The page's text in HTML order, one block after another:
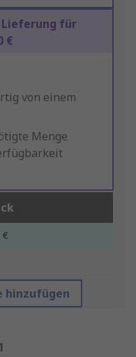
Lieferung für
€
von einem
Menge
€
hinzufügen